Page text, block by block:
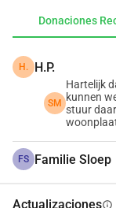
Donaciones
H. H.P.
SM
Hartelijk
kunnen
stuur
FS Familie Sloep
Actualizacionesinfo